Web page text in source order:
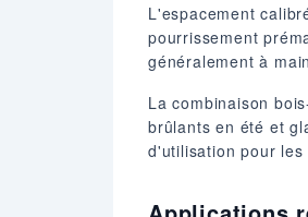
L'espacement
pourrissement
généralement à
La combinaison
brûlants en été et
d'utilisation pour les